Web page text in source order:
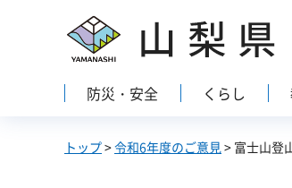
山梨県
防災・安全 くらし
トップ>令和6年度のご意見> 富士山登